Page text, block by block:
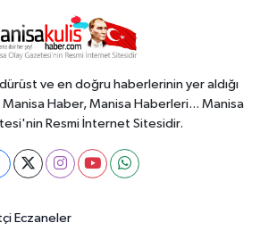
ve en doğru haberlerinin yer aldığı
Haber, Manisa Haberleri... Manisa
Resmi İnternet Sitesidir.
Eczaneler